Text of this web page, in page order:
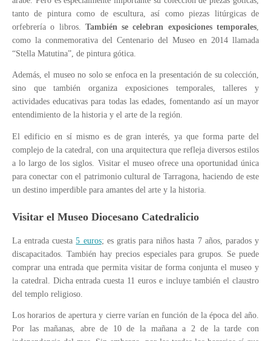
tanto de pintura como de escultura, así como piezas litúrgicas de
orfebrería o libros. También se celebran exposiciones temporales
como la conmemorativa del Centenario del Museo en 2014 llamada
“Stella Matutina”, de pintura gótica.
Además, el museo no solo se enfoca en la presentación de su colección,
sino que también organiza exposiciones temporales, talleres y
actividades educativas para todas las edades, fomentando así un mayor
entendimiento de la historia y el arte de la región.
El edificio en sí mismo es de gran interés, ya que forma parte del
complejo de la catedral, con una arquitectura que refleja diversos estilos
a lo largo de los siglos. Visitar el museo ofrece una oportunidad única
para conectar con el patrimonio cultural de Tarragona, haciendo de este
un destino imperdible para amantes del arte y la historia.
Visitar el Museo Diocesano Catedralicio
La entrada cuesta5 euros; es gratis para niños hasta 7 años, parados y
discapacitados. También hay precios especiales para grupos. Se puede
comprar una entrada que permita visitar de forma conjunta el museo y
la catedral. Dicha entrada cuesta 11 euros e incluye también el claustro
del templo religioso.
Los horarios de apertura y cierre varían en función de la época del año.
Por las mañanas, abre de 10 de la mañana a 2 de la tarde con